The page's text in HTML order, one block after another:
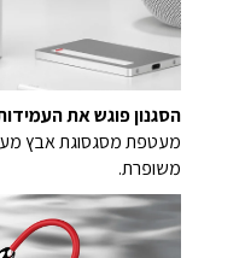
הסגנון פוגש את
מעטפת מסגסוגת אבץ
משופרת.